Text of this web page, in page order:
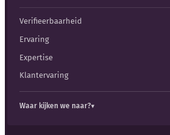
Verifieerbaarheid
Ervaring
Expertise
Klantervaring
Waar kijken we naar?